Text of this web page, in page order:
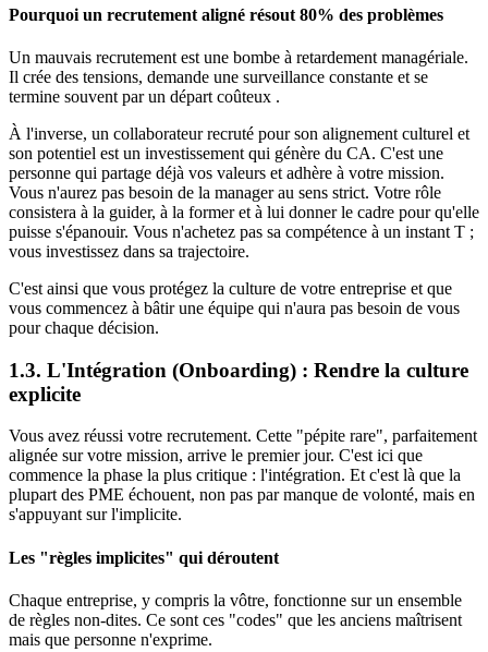
Pourquoi un recrutement aligné résout 80% des problèmes
Un mauvais recrutement est une bombe à retardement managériale.
Il crée des tensions, demande une surveillance constante et se
termine souvent par un départ coûteux .
À l'inverse, un collaborateur recruté pour son alignement culturel et
son potentiel est un investissement qui génère du CA. C'est une
personne qui partage déjà vos valeurs et adhère à votre mission.
Vous n'aurez pas besoin de la manager au sens strict. Votre rôle
consistera à la guider, à la former et à lui donner le cadre pour qu'elle
puisse s'épanouir. Vous n'achetez pas sa compétence à un instant T ;
vous investissez dans sa trajectoire.
C'est ainsi que vous protégez la culture de votre entreprise et que
vous commencez à bâtir une équipe qui n'aura pas besoin de vous
pour chaque décision.
1.3. L'Intégration (Onboarding) : Rendre la culture
explicite
Vous avez réussi votre recrutement. Cette "pépite rare", parfaitement
alignée sur votre mission, arrive le premier jour. C'est ici que
commence la phase la plus critique : l'intégration. Et c'est là que la
plupart des PME échouent, non pas par manque de volonté, mais en
s'appuyant sur l'implicite.
Les "règles implicites" qui déroutent
Chaque entreprise, y compris la vôtre, fonctionne sur un ensemble
de règles non-dites. Ce sont ces "codes" que les anciens maîtrisent
mais que personne n'exprime.